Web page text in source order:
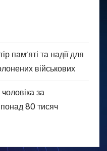
пам’яті та надії для
військових
за
80 тисяч